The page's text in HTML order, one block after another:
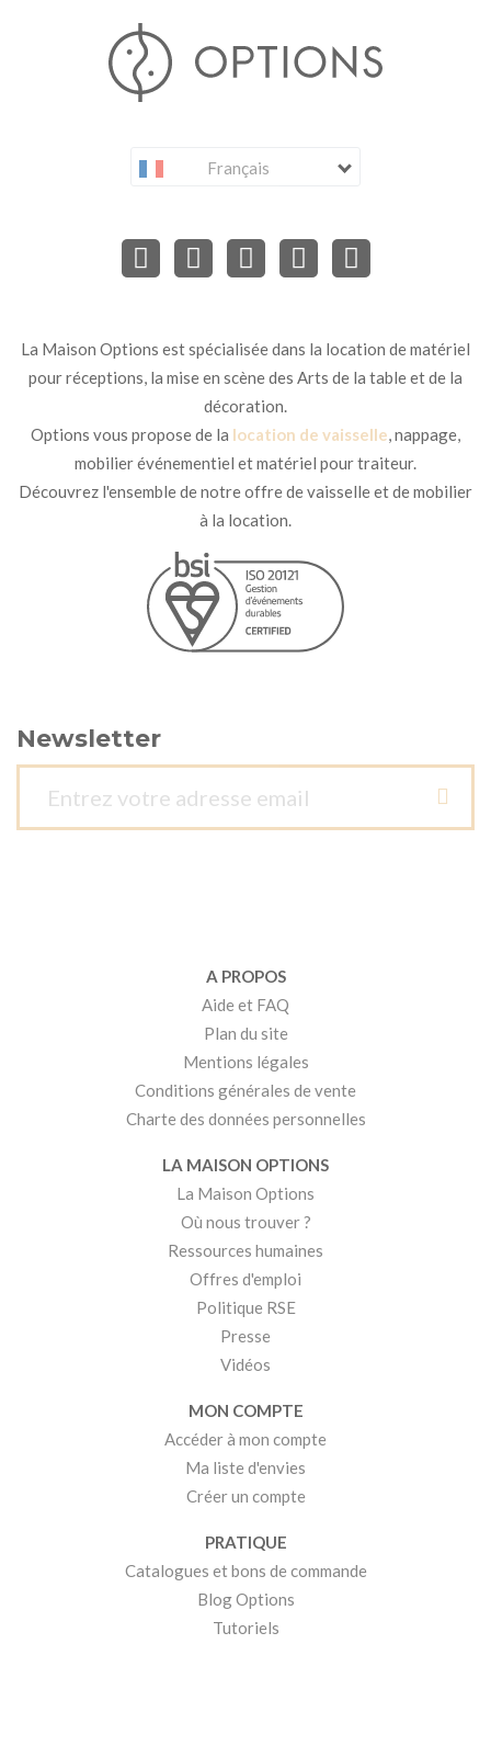
Français
La Maison Options est spécialisée dans la location de matériel
pour réceptions, la mise en scène des Arts de la table et de la
décoration.
Options vous propose de la location de vaisselle, nappage,
mobilier événementiel et matériel pour traiteur.
Découvrez l'ensemble de notre offre de vaisselle et de mobilier
à la location.
Newsletter
A PROPOS
Aide et FAQ
Plan du site
Mentions légales
Conditions générales de vente
Charte des données personnelles
LA MAISON OPTIONS
La Maison Options
Où nous trouver ?
Ressources humaines
Offres d'emploi
Politique RSE
Presse
Vidéos
MON COMPTE
Accéder à mon compte
Ma liste d'envies
Créer un compte
PRATIQUE
Catalogues et bons de commande
Blog Options
Tutoriels